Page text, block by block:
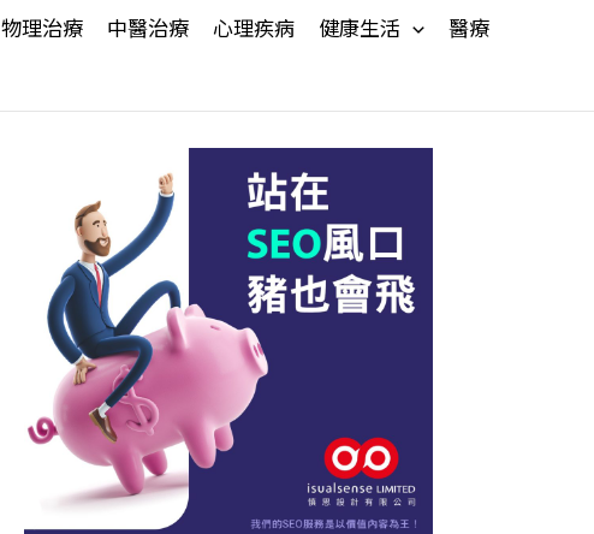
物理治療 中醫治療 心理疾病 健康生活
醫療